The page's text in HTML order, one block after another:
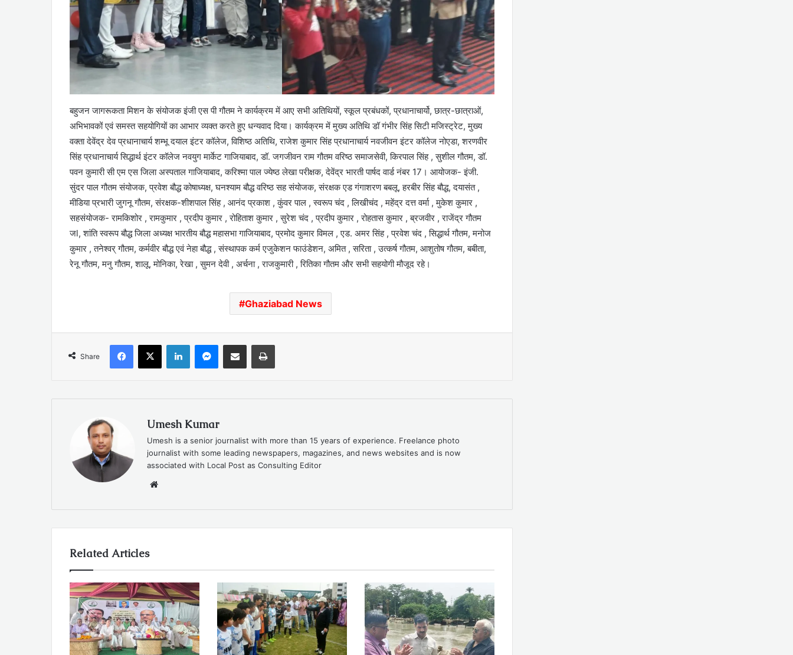
बहुजन जागरूकता मिशन के संयोजक इंजी एस पी गौतम ने कार्यक्रम में आए सभी अतिथियों, स्कूल प्रबंधकों, प्रधानाचार्यो, छात्र-छात्राओं,
अभिभावकों एवं समस्त सहयोगियों का आभार व्यक्त करते हुए धन्यवाद दिया। कार्यक्रम में मुख्य अतिथि डॉ गंभीर सिंह सिटी मजिस्ट्रेट, मुख्य
वक्ता देवेंद्र देव प्रधानाचार्य शम्भू दयाल इंटर कॉलेज, विशिष्ठ अतिथि, राजेश कुमार सिंह प्रधानाचार्य नवजीवन इंटर कॉलेज नोएडा, शरणवीर
सिंह प्रधानाचार्य सिद्धार्थ इंटर कॉलेज नवयुग मार्केट गाजियाबाद, डॉ. जगजीवन राम गौतम वरिष्ठ समाजसेवी, किरपाल सिंह , सुशील गौतम, डॉ.
पवन कुमारी सी एम एस जिला अस्पताल गाजियाबाद, करिश्मा पाल ज्येष्ठ लेखा परीक्षक, देवेंद्र भारती पार्षद वार्ड नंबर 17। आयोजक- इंजी.
सुंदर पाल गौतम संयोजक, प्रवेश बौद्ध कोषाध्यक्ष, घनश्याम बौद्ध वरिष्ठ सह संयोजक, संरक्षक एड गंगाशरण बबलू, हरबीर सिंह बौद्ध, दयासंत ,
मीडिया प्रभारी जुगनू गौतम, संरक्षक-शीशपाल सिंह , आनंद प्रकाश , कुंवर पाल , स्वरूप चंद , लिखीचंद , महेंद्र दत्त वर्मा , मुकेश कुमार ,
सहसंयोजक- रामकिशोर , रामकुमार , प्रदीप कुमार , रोहिताश कुमार , सुरेश चंद , प्रदीप कुमार , रोहतास कुमार , ब्रजवीर , राजेंद्र गौतम
जl, शांति स्वरूप बौद्ध जिला अध्यक्ष भारतीय बौद्ध महासभा गाजियाबाद, प्रमोद कुमार विमल , एड. अमर सिंह , प्रवेश चंद , सिद्धार्थ गौतम, मनोज
कुमार , तनेश्वर् गौतम, कर्मवीर बौद्ध एवं नेहा बौद्ध , संस्थापक कर्म एजुकेशन फाउंडेशन, अमित , सरिता , उत्कर्ष गौतम, आशुतोष गौतम, बबीता,
रेनू गौतम, मनु गौतम, शालू, मोनिका, रेखा , सुमन देवी , अर्चना , राजकुमारी , रितिका गौतम और सभी सहयोगी मौजूद रहे।
Ghaziabad News
Share
Facebook
X LinkedInMessenger
Share via Email Print
Umesh Kumar
Umesh is a senior journalist with more than 15 years of experience. Freelance photo
journalist with some leading newspapers, magazines, and news websites and is now
associated with Local Post as Consulting Editor
Related Articles